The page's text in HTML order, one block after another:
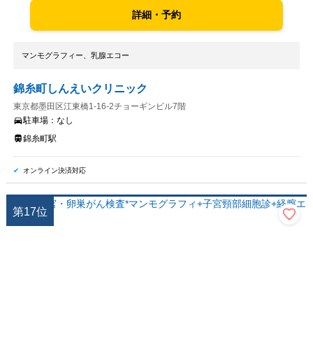
詳細・予約
マンモグラフィー、乳腺エコー
錦糸町しんえいクリニック
東京都墨田区江東橋1-16-2チョーギンビル7階
駐車場： なし
錦糸町駅
オンライン決済対応
第17位